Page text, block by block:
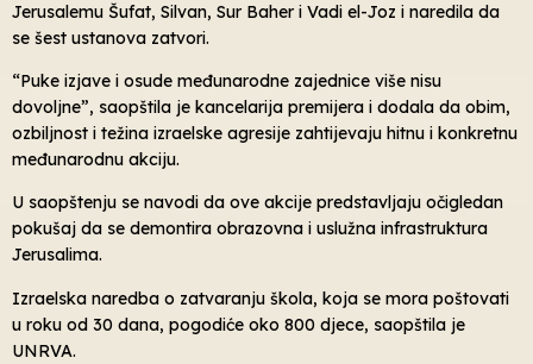
Jerusalemu Šufat, Silvan, Sur Baher i Vadi el-Joz i naredila da
se šest ustanova zatvori.
“Puke izjave i osude međunarodne zajednice više nisu
dovoljne”, saopštila je kancelarija premijera i dodala da obim,
ozbiljnost i težina izraelske agresije zahtijevaju hitnu i konkretnu
međunarodnu akciju.
U saopštenju se navodi da ove akcije predstavljaju očigledan
pokušaj da se demontira obrazovna i uslužna infrastruktura
Jerusalima.
Izraelska naredba o zatvaranju škola, koja se mora poštovati
u roku od 30 dana, pogodiće oko 800 djece, saopštila je
UNRVA.